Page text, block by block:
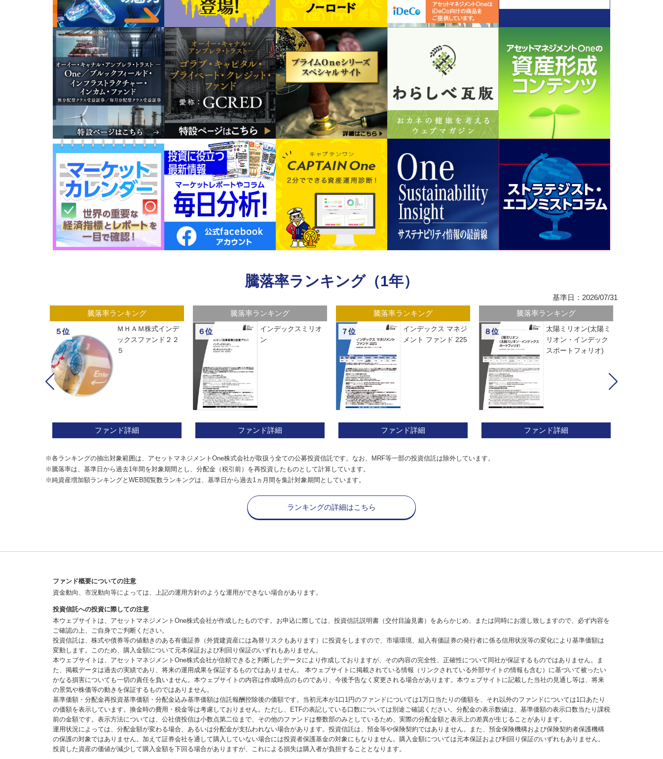
騰落率ランキング（1年）
基準日：2026/07/31
騰落率ランキング
５位
ＭＨＡＭ株式インデ
ックスファンド２２
５
ファンド詳細
騰落率ランキング
６位
インデックスミリオ
ン
ファンド詳細
騰落率ランキング
７位
インデックス マネジ
メント ファンド 225
ファンド詳細
騰落率ランキング
８位
太陽ミリオン(太陽ミ
リオン・インデック
スポートフォリオ)
ファンド詳細
※各ランキングの抽出対象範囲は、アセットマネジメントOne株式会社が取扱う全ての公募投資信託です。なお、MRF等一部の投資信託は除外しています。
※騰落率は、基準日から過去1年間を対象期間とし、分配金（税引前）を再投資したものとして計算しています。
※純資産増加額ランキングとWEB閲覧数ランキングは、基準日から過去1ヵ月間を集計対象期間としています。
ランキングの詳細はこちら
ファンド概要についての注意
資金動向、市況動向等によっては、上記の運用方針のような運用ができない場合があります。
投資信託への投資に際しての注意
本ウェブサイトは、アセットマネジメントOne株式会社が作成したものです。お申込に際しては、投資信託説明書（交付目論見書）をあらかじめ、または同時にお渡し致しますので、必ず内容を
ご確認の上、ご自身でご判断ください。
投資信託は、株式や債券等の値動きのある有価証券（外貨建資産には為替リスクもあります）に投資をしますので、市場環境、組入有価証券の発行者に係る信用状況等の変化により基準価額は
変動します。このため、購入金額について元本保証および利回り保証のいずれもありません。
本ウェブサイトは、アセットマネジメントOne株式会社が信頼できると判断したデータにより作成しておりますが、その内容の完全性、正確性について同社が保証するものではありません。ま
た、掲載データは過去の実績であり、将来の運用成果を保証するものではありません。 本ウェブサイトに掲載されている情報（リンクされている外部サイトの情報も含む）に基づいて被ったい
かなる損害についても一切の責任を負いません。本ウェブサイトの内容は作成時点のものであり、今後予告なく変更される場合があります。本ウェブサイトに記載した当社の見通し等は、将来
の景気や株価等の動きを保証するものではありません。
基準価額・分配金再投資基準価額・分配金込み基準価額は信託報酬控除後の価額です。当初元本が1口1円のファンドについては1万口当たりの価額を、それ以外のファンドについては1口あたり
の価額を表示しています。換金時の費用・税金等は考慮しておりません。ただし、ETFの表記している口数については別途ご確認ください。分配金の表示数値は、基準価額の表示口数当たり課税
前の金額です。表示方法については、公社債投信は小数点第二位まで、その他のファンドは整数部のみとしているため、実際の分配金額と表示上の差異が生じることがあります。
運用状況によっては、分配金額が変わる場合、あるいは分配金が支払われない場合があります。投資信託は、預金等や保険契約ではありません。また、預金保険機構および保険契約者保護機構
の保護の対象ではありません。加えて証券会社を通して購入していない場合には投資者保護基金の対象にもなりません。購入金額については元本保証および利回り保証のいずれもありません。
投資した資産の価値が減少して購入金額を下回る場合がありますが、これによる損失は購入者が負担することとなります。